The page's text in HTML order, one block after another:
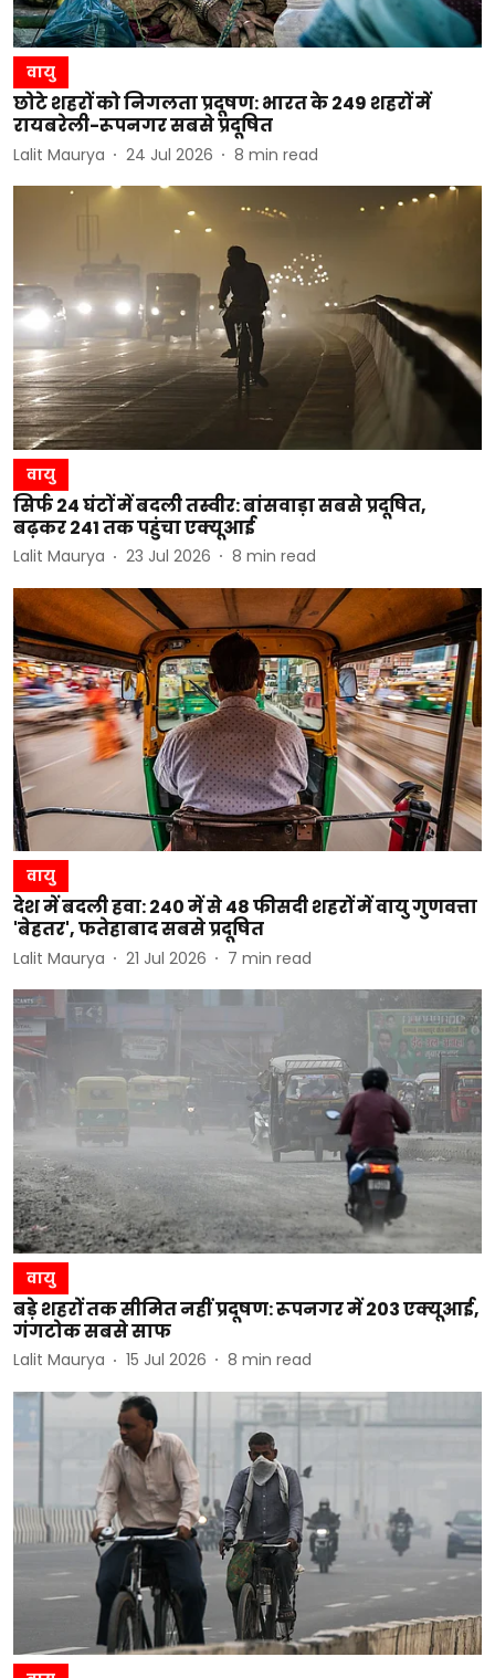
वायु
छोटे शहरों को निगलता प्रदूषण: भारत के 249 शहरों में
रायबरेली-रूपनगर सबसे प्रदूषित
Lalit Maurya 24 Jul 2026 8 min read
वायु
सिर्फ 24 घंटों में बदली तस्वीर: बांसवाड़ा सबसे प्रदूषित,
बढ़कर 241 तक पहुंचा एक्यूआई
Lalit Maurya 23 Jul 2026 8 min read
वायु
देश में बदली हवा: 240 में से 48 फीसदी शहरों में वायु गुणवत्ता
'बेहतर', फतेहाबाद सबसे प्रदूषित
Lalit Maurya 21 Jul 2026 7 min read
वायु
बड़े शहरों तक सीमित नहीं प्रदूषण: रूपनगर में 203 एक्यूआई,
गंगटोक सबसे साफ
Lalit Maurya 15 Jul 2026 8 min read